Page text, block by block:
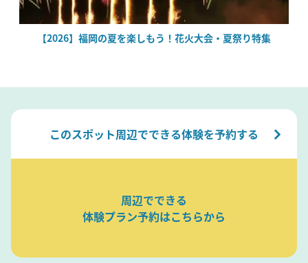
【2026】福岡の夏を楽しもう！花火大会・夏祭り特集
このスポット周辺でできる体験を予約する
周辺でできる
体験プラン予約はこちらから